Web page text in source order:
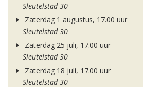
Sleutelstad 30
Zaterdag 1 augustus, 17.00 uur
Sleutelstad 30
Zaterdag 25 juli, 17.00 uur
Sleutelstad 30
Zaterdag 18 juli, 17.00 uur
Sleutelstad 30